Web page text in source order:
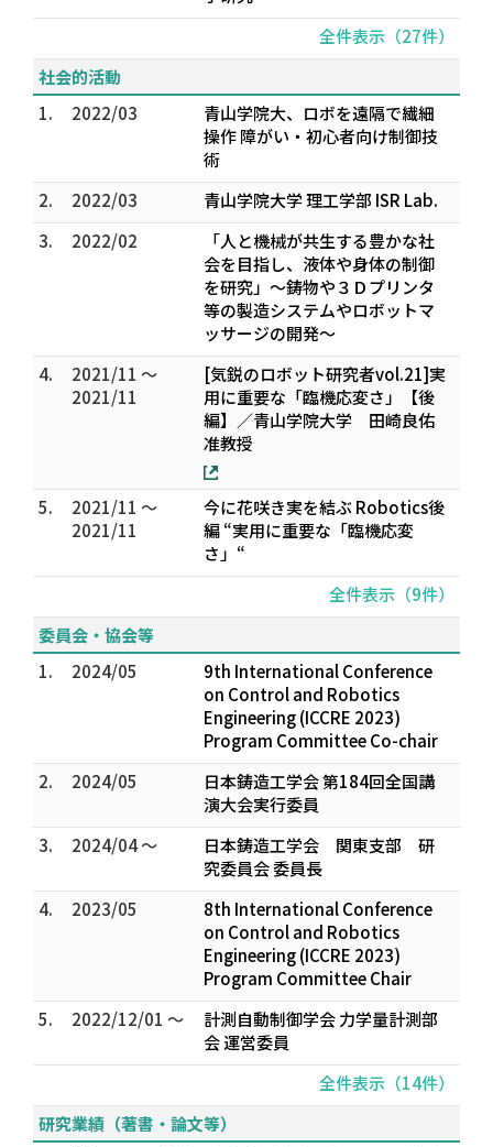
全件表示（27件）
社会的活動
1.
2022/03
青山学院大、ロボを遠隔で繊細
操作 障がい・初心者向け制御技
術
2.
2022/03
青山学院大学 理工学部 ISR Lab.
3.
2022/02
「人と機械が共生する豊かな社
会を目指し、液体や身体の制御
を研究」～鋳物や３Ｄプリンタ
等の製造システムやロボットマ
ッサージの開発～
4.
2021/11 ～
2021/11
[気鋭のロボット研究者vol.21]実
用に重要な「臨機応変さ」【後
編】／青山学院大学 田崎良佑
准教授
5.
2021/11 ～
2021/11
今に花咲き実を結ぶ Robotics後
編 “実用に重要な「臨機応変
さ」“
全件表示（9件）
委員会・協会等
1.
2024/05
9th International Conference
on Control and Robotics
Engineering (ICCRE 2023)
Program Committee Co-chair
2.
2024/05
日本鋳造工学会 第184回全国講
演大会実行委員
3.
2024/04 ～
日本鋳造工学会 関東支部 研
究委員会 委員長
4.
2023/05
8th International Conference
on Control and Robotics
Engineering (ICCRE 2023)
Program Committee Chair
5.
2022/12/01 ～
計測自動制御学会 力学量計測部
会 運営委員
全件表示（14件）
研究業績（著書・論文等）